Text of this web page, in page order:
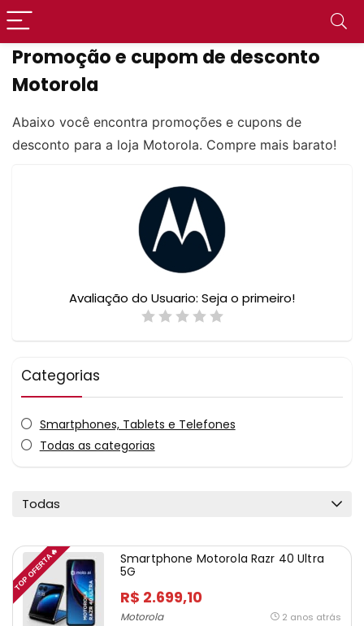
Promoção e cupom de desconto
Motorola
Abaixo você encontra promoções e cupons de
desconto para a loja Motorola. Compre mais barato!
Avaliação do Usuario: Seja o primeiro!
Categorias
Smartphones, Tablets e Telefones
Todas as categorias
Todas
TOP OFERTA🔥
Smartphone Motorola Razr 40 Ultra
5G
R$ 2.699,10
Motorola 2 anos atrás